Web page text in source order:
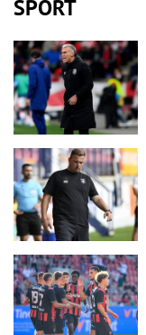
ŠPORT